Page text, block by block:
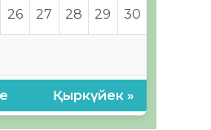
26 27 28 29 30
Қыркүйек »